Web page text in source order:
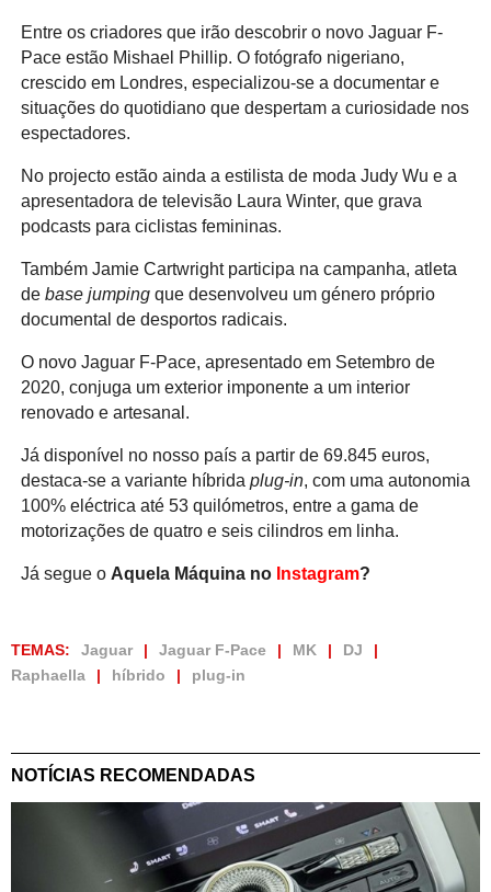
Entre os criadores que irão descobrir o novo Jaguar F-
Pace estão Mishael Phillip. O fotógrafo nigeriano,
crescido em Londres, especializou-se a documentar e
situações do quotidiano que despertam a curiosidade nos
espectadores.
No projecto estão ainda a estilista de moda Judy Wu e a
apresentadora de televisão Laura Winter, que grava
podcasts para ciclistas femininas.
Também Jamie Cartwright participa na campanha, atleta
de base jumpingque desenvolveu um género próprio
documental de desportos radicais.
O novo Jaguar F-Pace, apresentado em Setembro de
2020, conjuga um exterior imponente a um interior
renovado e artesanal.
Já disponível no nosso país a partir de 69.845 euros,
destaca-se a variante híbrida plug-in, com uma autonomia
100% eléctrica até 53 quilómetros, entre a gama de
motorizações de quatro e seis cilindros em linha.
Já segue o Aquela Máquina no Instagram?
TEMAS: Jaguar Jaguar F-Pace MK
DJ
Raphaella
híbrido plug-in
NOTÍCIAS RECOMENDADAS